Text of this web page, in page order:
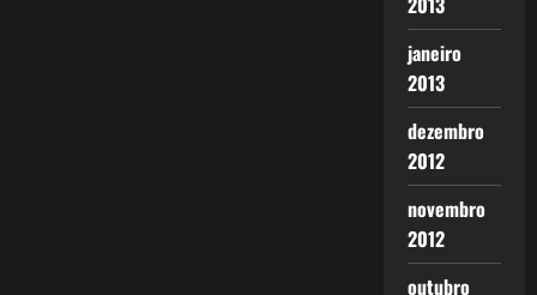
janeiro
2013
dezembro
2012
novembro
2012
outubro